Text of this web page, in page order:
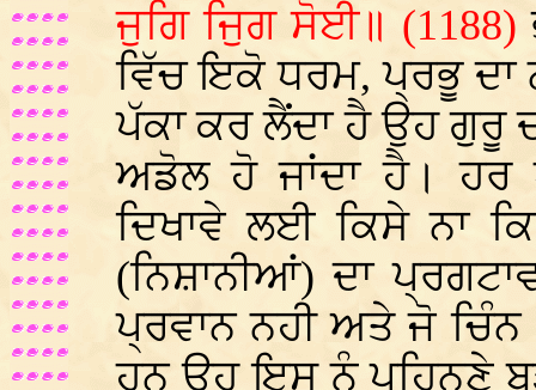
ਜੁਗਿ ਜੁਿਗ ਸੋਈ॥ (1188)
ਵਿੱਚ ਇਕੋ ਧਰਮ, ਪ੍ਰਭੂ ਦਾ
ਪੱਕਾ ਕਰ ਲੈਂਦਾ ਹੈ ਉਹ ਗੁਰੂ
ਅਡੋਲ ਹੋ ਜਾਂਦਾ ਹੈ। ਹਰ
ਦਿਖਾਵੇ ਲਈ ਕਿਸੇ ਨਾ
(ਨਿਸ਼ਾਨੀਆਂ) ਦਾ
ਪ੍ਰਵਾਨ ਨਹੀ ਅਤੇ ਜੋ
ਹਨ ਉਹ ਇਸ ਨੂੰ ਪਹਿਨਣੇ